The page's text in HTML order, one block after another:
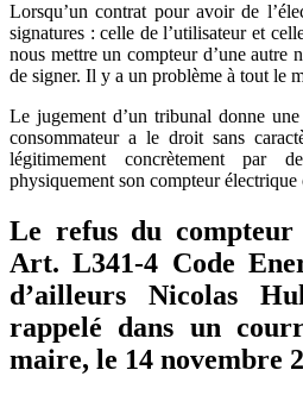
Lorsqu’un contrat pour avoir de
signatures : celle de l’utilisateur et
nous mettre un compteur d’une autre
de signer. Il y a un problème à tout le
Le jugement d’un tribunal donne
consommateur a le droit sans
légitimement concrètement par
physiquement son compteur
Le refus du
Art. L341-4 Code
d’ailleurs Nicolas
rappelé dans un
maire, le 14 novembre